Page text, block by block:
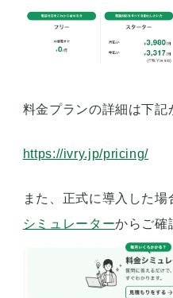
料金プランの詳細は下記
https://ivry.jp/pricing/
また、正式に導入した
シミュレーターからご確